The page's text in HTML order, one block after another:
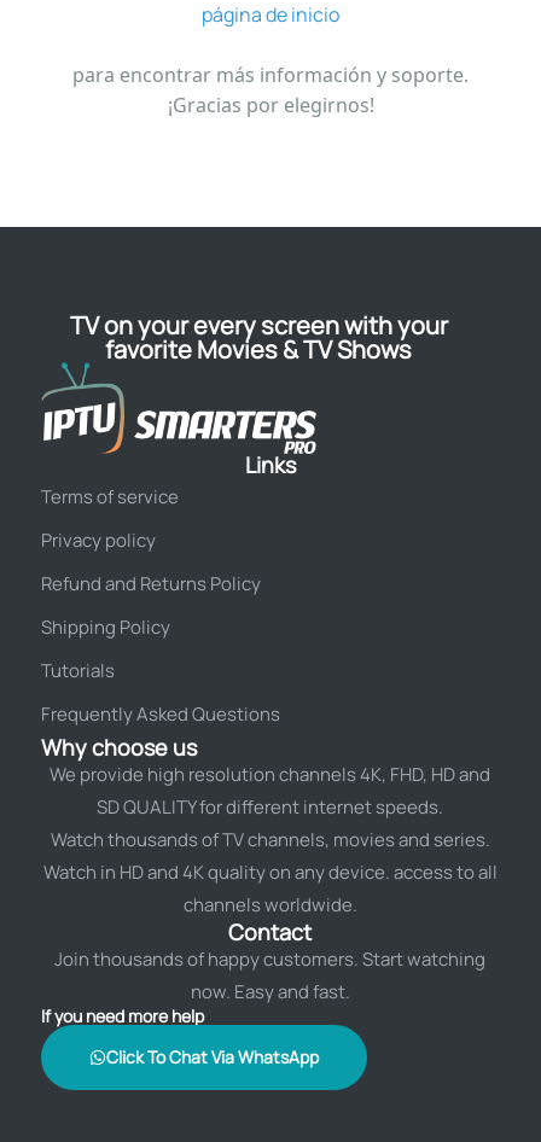
página de inicio
para encontrar más información y soporte.
¡Gracias por elegirnos!
TV on your every screen with your
favorite Movies & TV Shows
Links
Terms of service
Privacy policy
Refund and Returns Policy
Shipping Policy
Tutorials
Frequently Asked Questions
Why choose us
We provide high resolution channels 4K, FHD, HD and
SD QUALITY for different internet speeds.
Watch thousands of TV channels, movies and series.
Watch in HD and 4K quality on any device. access to all
channels worldwide.
Contact
Join thousands of happy customers. Start watching
now. Easy and fast.
If you need more help
Click To Chat Via WhatsApp